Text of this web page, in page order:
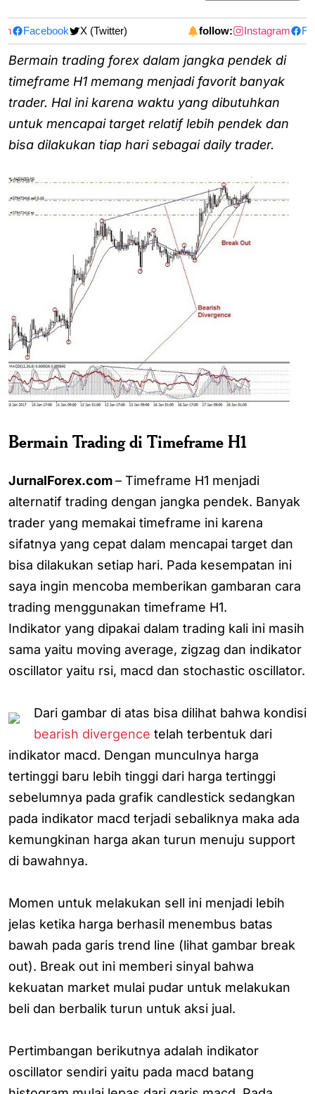
Facebook X (Twitter) follow: Instagram
Bermain trading forex dalam jangka pendek di
timeframe H1 memang menjadi favorit banyak
trader. Hal ini karena waktu yang dibutuhkan
untuk mencapai target relatif lebih pendek dan
bisa dilakukan tiap hari sebagai daily trader.
Bermain Trading di Timeframe H1
JurnalForex.com– Timeframe H1 menjadi
alternatif trading dengan jangka pendek. Banyak
trader yang memakai timeframe ini karena
sifatnya yang cepat dalam mencapai target dan
bisa dilakukan setiap hari. Pada kesempatan ini
saya ingin mencoba memberikan gambaran cara
trading menggunakan timeframe H1.
Indikator yang dipakai dalam trading kali ini masih
sama yaitu moving average, zigzag dan indikator
oscillator yaitu rsi, macd dan stochastic oscillator.
Dari gambar di atas bisa dilihat bahwa kondisi
bearish divergence telah terbentuk dari
indikator macd. Dengan munculnya harga
tertinggi baru lebih tinggi dari harga tertinggi
sebelumnya pada grafik candlestick sedangkan
pada indikator macd terjadi sebaliknya maka ada
kemungkinan harga akan turun menuju support
di bawahnya.
Momen untuk melakukan sell ini menjadi lebih
jelas ketika harga berhasil menembus batas
bawah pada garis trend line (lihat gambar break
out). Break out ini memberi sinyal bahwa
kekuatan market mulai pudar untuk melakukan
beli dan berbalik turun untuk aksi jual.
Pertimbangan berikutnya adalah indikator
oscillator sendiri yaitu pada macd batang